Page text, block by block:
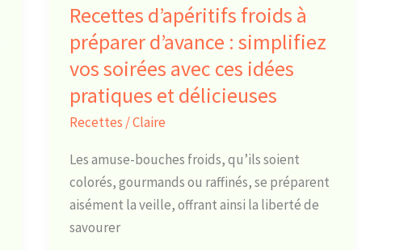
Recettes d’apéritifs froids à
préparer d’avance : simplifiez
vos soirées avec ces idées
pratiques et délicieuses
Recettes /Claire
Les amuse-bouches froids, qu’ils soient
colorés, gourmands ou raffinés, se préparent
aisément la veille, offrant ainsi la liberté de
savourer
soirées
avec
ces
idées
pratiques
délicieuses